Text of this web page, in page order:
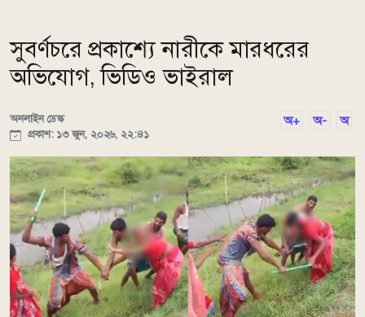
সুবর্ণচরে প্রকাশ্যে নারীকে মারধরের
অভিযোগ, ভিডিও ভাইরাল
অনলাইন ডেস্ক
প্রকাশ: ১৩ জুন, ২০২৬, ২২:৪১
অ+ অ- অ